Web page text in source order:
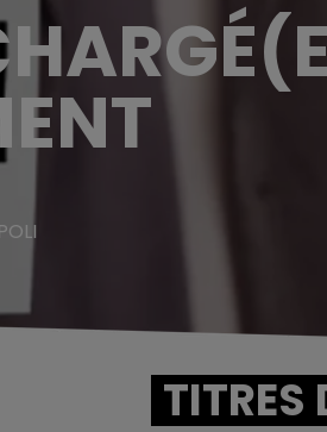
TITRES